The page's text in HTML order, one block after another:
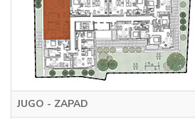
JUGO - ZAPAD